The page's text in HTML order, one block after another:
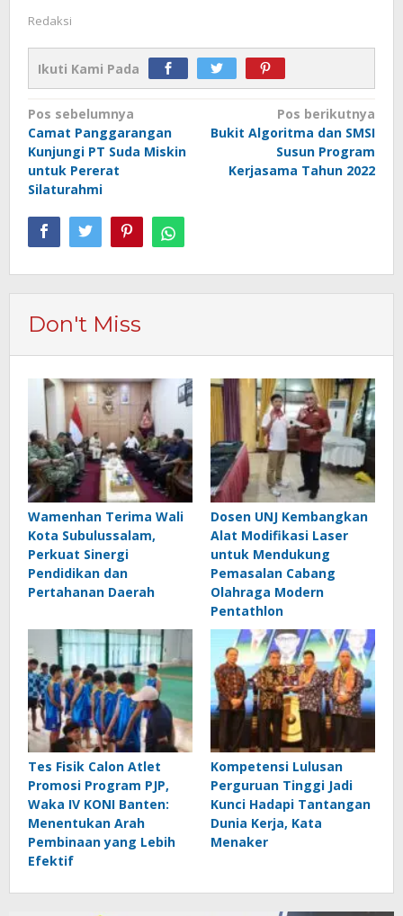
Redaksi
Ikuti Kami Pada
Navigasi
pos
Pos sebelumnya
Camat Panggarangan
Kunjungi PT Suda Miskin
untuk Pererat
Silaturahmi
Pos berikutnya
Bukit Algoritma dan SMSI
Susun Program
Kerjasama Tahun 2022
Don't Miss
Wamenhan Terima Wali
Kota Subulussalam,
Perkuat Sinergi
Pendidikan dan
Pertahanan Daerah
Dosen UNJ Kembangkan
Alat Modifikasi Laser
untuk Mendukung
Pemasalan Cabang
Olahraga Modern
Pentathlon
Tes Fisik Calon Atlet
Promosi Program PJP,
Waka IV KONI Banten:
Menentukan Arah
Pembinaan yang Lebih
Efektif
Kompetensi Lulusan
Perguruan Tinggi Jadi
Kunci Hadapi Tantangan
Dunia Kerja, Kata
Menaker